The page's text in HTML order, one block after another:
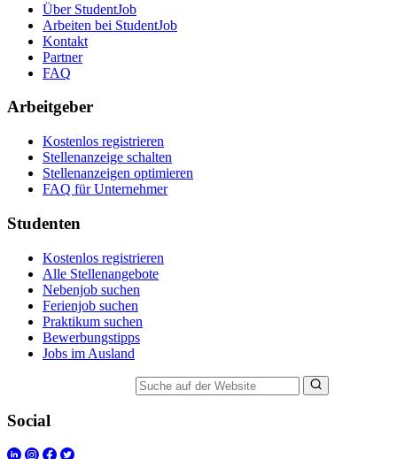
Über StudentJob
Arbeiten bei StudentJob
Kontakt
Partner
FAQ
Arbeitgeber
Kostenlos registrieren
Stellenanzeige schalten
Stellenanzeigen optimieren
FAQ für Unternehmer
Studenten
Kostenlos registrieren
Alle Stellenangebote
Nebenjob suchen
Ferienjob suchen
Praktikum suchen
Bewerbungstipps
Jobs im Ausland
Social